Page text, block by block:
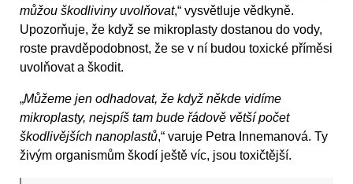
můžou škodliviny uvolňovat,“ vysvětluje vědkyně.
Upozorňuje, že když se mikroplasty dostanou do vody,
roste pravděpodobnost, že se v ní budou toxické příměsi
uvolňovat a škodit.
„Můžeme jen odhadovat, že když někde vidíme
mikroplasty, nejspíš tam bude řádově větší počet
škodlivějších nanoplastů,“ varuje Petra Innemanová. Ty
živým organismům škodí ještě víc, jsou toxičtější.